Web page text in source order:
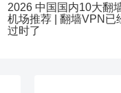
2026 中国国内10大翻
机场推荐 | 翻墙VPN已
过时了